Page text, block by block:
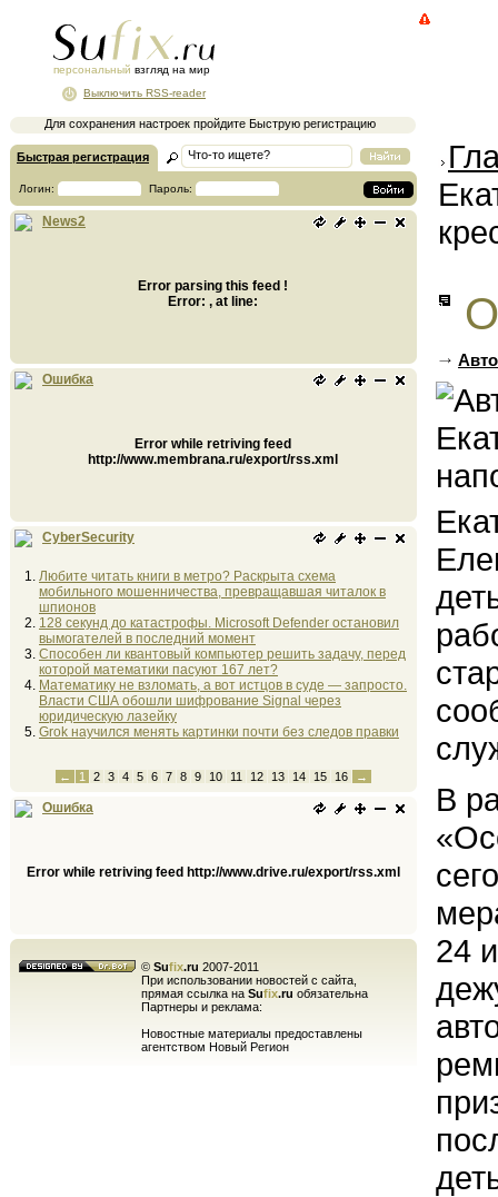
персональный взгляд на мир
Для сохранения настроек пройдите Быструю регистрацию
Выключить RSS-reader
Быстрая регистрация
Логин: Пароль:
News2
Error parsing this feed !
Error: , at line:
Ошибка
Error while retriving feed
http://www.membrana.ru/export/rss.xml
CyberSecurity
Любите читать книги в метро? Раскрыта схема
мобильного мошенничества, превращавшая читалок в
шпионов
128 секунд до катастрофы. Microsoft Defender остановил
вымогателей в последний момент
Способен ли квантовый компьютер решить задачу, перед
которой математики пасуют 167 лет?
Математику не взломать, а вот истцов в суде — запросто.
Власти США обошли шифрование Signal через
юридическую лазейку
Grok научился менять картинки почти без следов правки
← 1 2 3 4 5 6 7 8 9 10 11 12 13 14 15 16 →
Ошибка
Error while retriving feed http://www.drive.ru/export/rss.xml
© Sufix.ru 2007-2011
При использовании новостей с сайта,
прямая ссылка на Sufix.ru обязательна
Партнеры и реклама:
Новостные материалы предоставлены
агентством Новый Регион
В
24